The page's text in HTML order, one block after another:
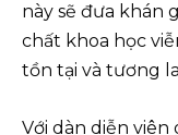
này sẽ đưa khán
chất khoa học
tồn tại và tương
Với dàn diễn viên